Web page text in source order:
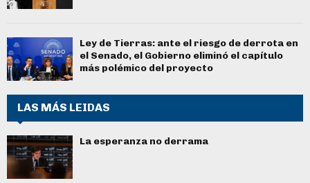
Ley de Tierras: ante el riesgo de derrota en
el Senado, el Gobierno eliminó el capítulo
más polémico del proyecto
LAS MÁS LEIDAS
La esperanza no derrama